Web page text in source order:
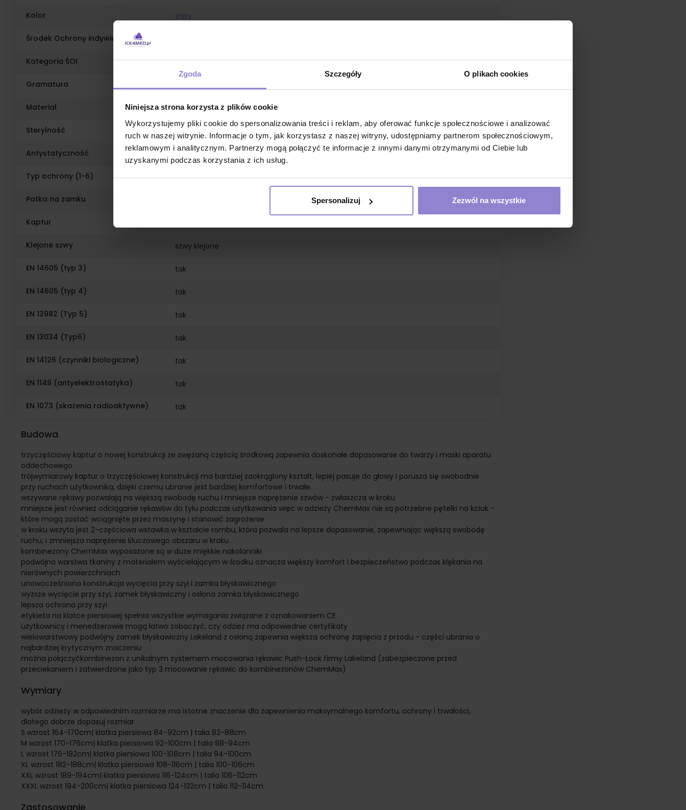
Zgoda Szczegóły O plikach cookies
Niniejsza strona korzysta z plików cookie
Wykorzystujemy pliki cookie do spersonalizowania treści i reklam, aby oferować funkcje społecznościowe i analizować
ruch w naszej witrynie. Informacje o tym, jak korzystasz z naszej witryny, udostępniamy partnerom społecznościowym,
reklamowym i analitycznym. Partnerzy mogą połączyć te informacje z innymi danymi otrzymanymi od Ciebie lub
uzyskanymi podczas korzystania z ich usług.
Spersonalizuj Zezwól na wszystkie
Kolor żółty
Środek Ochrony indywidualnej
Kategoria ŚOI III
Gramatura 78g
Materiał polipropylen (PP) + polietylen (PE)
Sterylność niejałowy
Antystatyczność antystatyczny
Typ ochrony (1-6) 3 4 5 6
Patka na zamku dwustronny zamek błyskawiczny z klapką przykrywajacą
Kaptur
Klejone szwy szwy klejone
EN 14605 (typ 3) tak
EN 14605 (typ 4) tak
EN 13982 (Typ 5) tak
EN 13034 (Typ6) tak
EN 14126 (czynniki biologiczne) tak
EN 1149 (antyelektrostatyka) tak
EN 1073 (skażenia radioaktywne) tak
Budowa
trzyczęściowy kaptur o nowej konstrukcji ze zwężaną częścią środkową zapewnia doskonałe dopasowanie do twarzy i maski aparatu
oddechowego
trójwymiarowy kaptur o trzyczęściowej konstrukcji ma bardziej zaokrąglony kształt, lepiej pasuje do głowy i porusza się swobodnie
przy ruchach użytkownika, dzięki czemu ubranie jest bardziej komfortowe i trwałe
wszywane rękawy pozwalają na większą swobodę ruchu i mniejsze naprężenie szwów - zwłaszcza w kroku
mniejsze jest również odciąganie rękawów do tyłu podczas użytkowania więc w odzieży ChemMax nie są potrzebne pętelki na kciuk -
które mogą zostać wciągnięte przez maszynę i stanowić zagrożenie
w kroku wszyta jest 2-częściowa wstawka w kształcie rombu, która pozwala na lepsze dopasowanie, zapewniając większą swobodę
ruchu, i zmniejsza naprężenie kluczowego obszaru w kroku
kombinezony ChemMax wyposażone są w duże miękkie nakolanniki
podwójna warstwa tkaniny z materiałem wyściełającym w środku oznacza większy komfort i bezpieczeństwo podczas klękania na
nierównych powierzchniach
unowocześniona konstrukcja wycięcia przy szyi i zamka błyskawicznego
wyższe wycięcie przy szyi, zamek błyskawiczny i osłona zamka błyskawicznego
lepsza ochrona przy szyi
etykieta na klatce piersiowej spełnia wszystkie wymagania związane z oznakowaniem CE
użytkownicy i menedżerowie mogą łatwo zobaczyć, czy odzież ma odpowiednie certyfikaty
wielowarstwowy podwójny zamek błyskawiczny Lakeland z osłoną zapewnia większa ochronę zapięcia z przodu - części ubrania o
najbardziej krytycznym znaczeniu
można połączyćkombinezon z unikalnym systemem mocowania rękawic Push-Lock firmy Lakeland (zabezpieczone przed
przeciekaniem i zatwierdzone jako typ 3 mocowanie rękawic do kombinezonów ChemMax)
Wymiary
wybór odzieży w odpowiednim rozmiarze ma istotne znaczenie dla zapewnienia maksymalnego komfortu, ochrony i trwałości,
dlatego dobrze dopasuj rozmiar
S wzrost 164-170cm| klatka piersiowa 84-92cm | talia 82-88cm
M wzrost 170-176cm| klatka piersiowa 92-100cm | talia 88-94cm
L wzrost 176-182cm| klatka piersiowa 100-108cm | talia 94-100cm
XL wzrost 182-188cm| klatka piersiowa 108-116cm | talia 100-106cm
XXL wzrost 189-194cm| klatka piersiowa 116-124cm | talia 106-112cm
XXXL wzrost 194-200cm| klatka piersiowa 124-132cm | talia 112-114cm
Zastosowanie